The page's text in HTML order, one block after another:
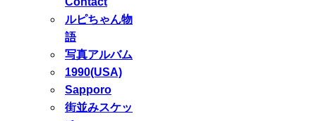
ルピちゃん物
語
写真アルバム
1990(USA)
Sapporo
街並みスケッ